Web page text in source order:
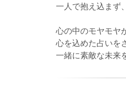
一人で抱え込まず
心の中のモヤモヤ
心を込めた占いを
一緒に素敵な未来